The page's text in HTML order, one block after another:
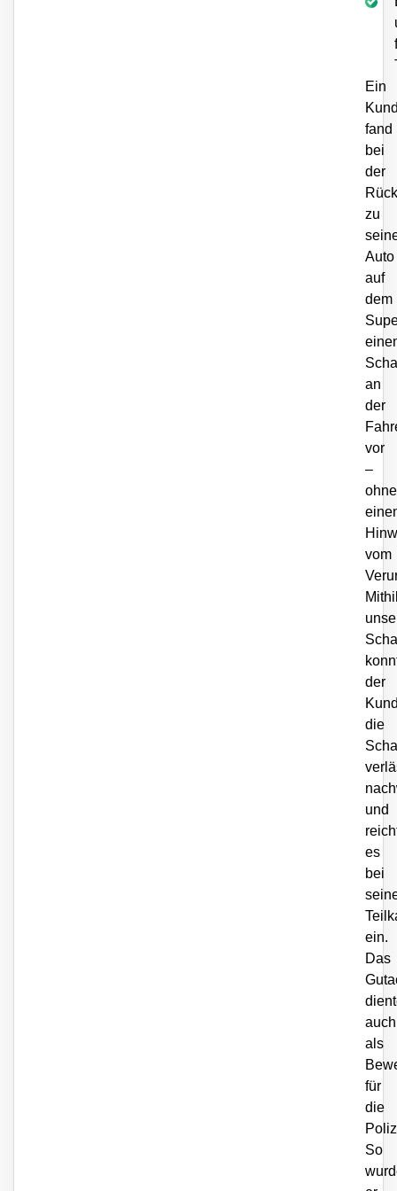
Ein
fand
bei
der
zu
Auto
auf
dem
an
der
vor
–
ohne
vom
der
die
und
es
bei
ein.
Das
auch
als
für
die
So